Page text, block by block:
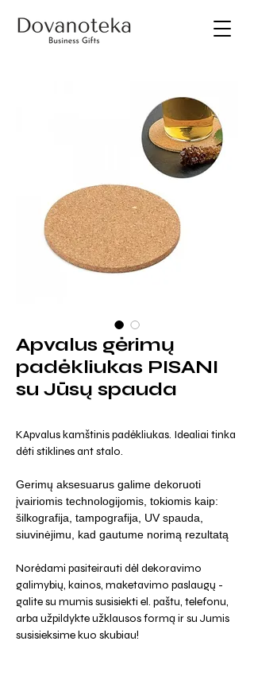
Apvalus gėrimų
padėkliukas PISANI
su Jūsų spauda
KApvalus kamštinis padėkliukas. Idealiai tinka
dėti stiklines ant stalo.
Gerimų aksesuarus galime dekoruoti
įvairiomis technologijomis, tokiomis kaip:
šilkografija, tampografija, UV spauda,
siuvinėjimu, kad gautume norimą rezultatą
Norėdami pasiteirauti dėl dekoravimo
galimybių, kainos, maketavimo paslaugų -
galite su mumis susisiekti el. paštu, telefonu,
arba užpildykte užklausos formą ir su Jumis
susisieksime kuo skubiau!